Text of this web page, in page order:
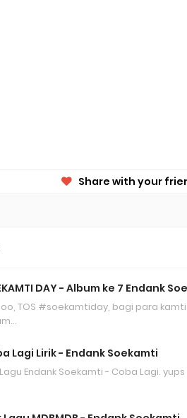
Share with your
DAY - Album ke 7 Endank
TOS #soekamtiday, bagi para
Lagi Lirik - Endank Soekamti
Lagu Endank Soekamti - Coba Lagi.